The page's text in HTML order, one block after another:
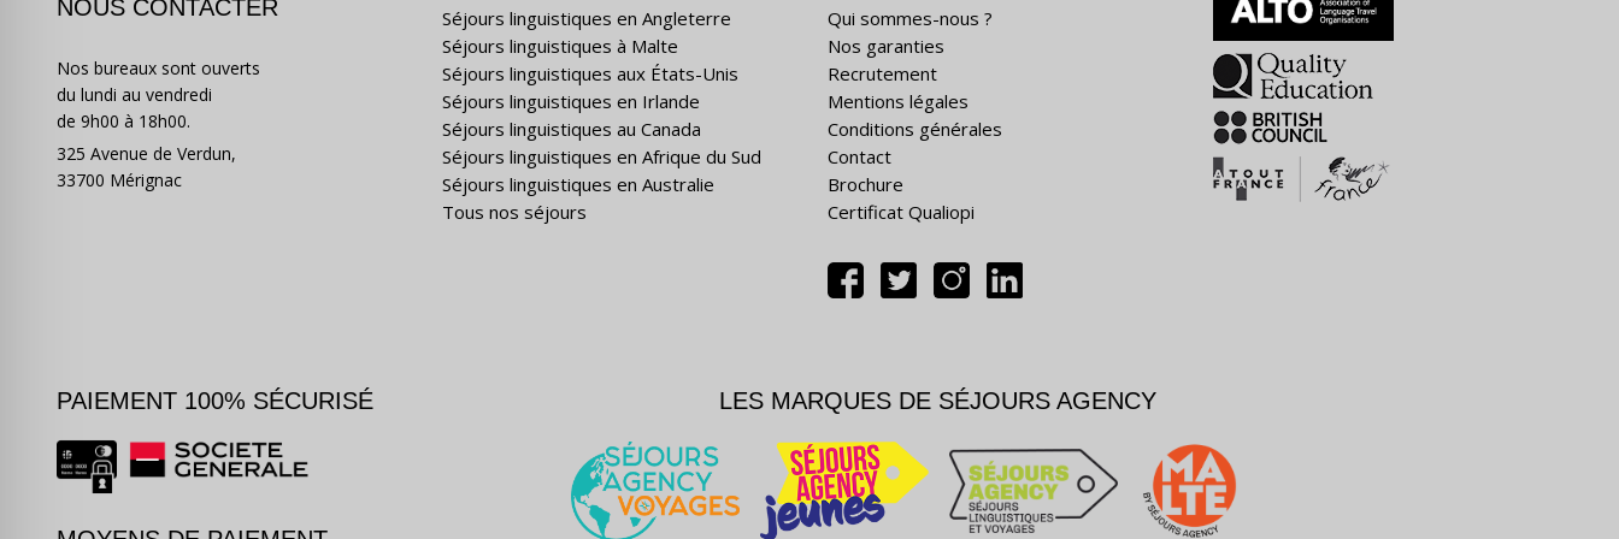
NOUS CONTACTER
Nos bureaux sont ouverts
du lundi au vendredi
de 9h00 à 18h00.
325 Avenue de Verdun,
33700 Mérignac
Séjours linguistiques en Angleterre
Séjours linguistiques à Malte
Séjours linguistiques aux États-Unis
Séjours linguistiques en Irlande
Séjours linguistiques au Canada
Séjours linguistiques en Afrique du Sud
Séjours linguistiques en Australie
Tous nos séjours
Qui sommes-nous ?
Nos garanties
Recrutement
Mentions légales
Conditions générales
Contact
Brochure
Certificat Qualiopi
PAIEMENT 100% SÉCURISÉ LES MARQUES DE SÉJOURS AGENCY